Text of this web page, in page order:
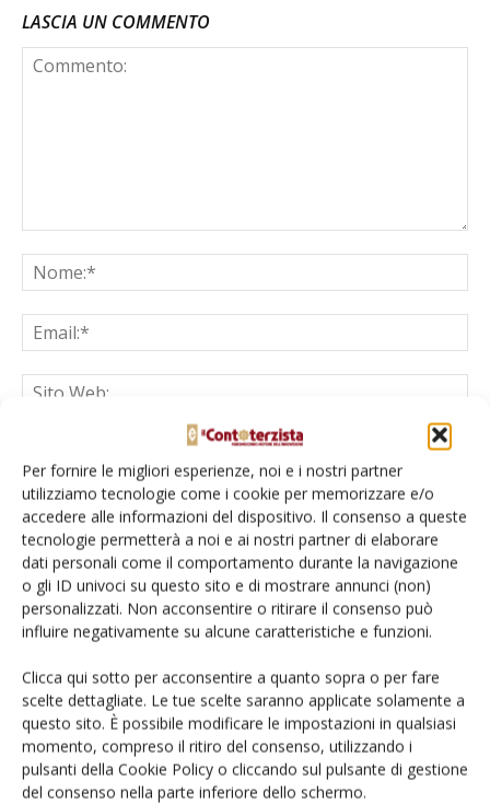
Per fornire le migliori esperienze, noi e i nostri partner
utilizziamo tecnologie come i cookie per memorizzare e/o
accedere alle informazioni del dispositivo. Il consenso a queste
tecnologie permetterà a noi e ai nostri partner di elaborare
dati personali come il comportamento durante la navigazione
o gli ID univoci su questo sito e di mostrare annunci (non)
personalizzati. Non acconsentire o ritirare il consenso può
influire negativamente su alcune caratteristiche e funzioni.
Clicca qui sotto per acconsentire a quanto sopra o per fare
scelte dettagliate. Le tue scelte saranno applicate solamente a
questo sito. È possibile modificare le impostazioni in qualsiasi
momento, compreso il ritiro del consenso, utilizzando i
pulsanti della Cookie Policy o cliccando sul pulsante di gestione
del consenso nella parte inferiore dello schermo.
LASCIA UN COMMENTO
Salva il mio nome, email e sito web in questo browser per la
prossima volta che commento.
E-magazine
Tecniche, prodotti e servizi dalle aziende